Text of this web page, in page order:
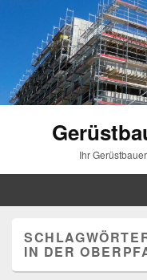
Ihr
IN DER